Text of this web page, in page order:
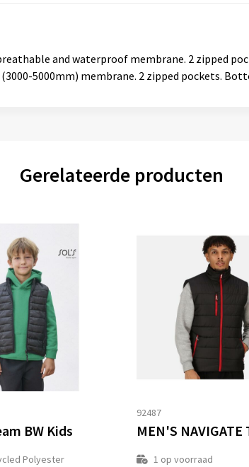
and waterproof membrane. 2 zipped
5000mm) membrane. 2 zipped pockets.
Gerelateerde producten
BW Kids
Polyester
92487
1 op voorraad